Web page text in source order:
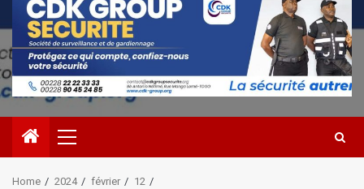
Primary
Menu
Home 2024 février
12